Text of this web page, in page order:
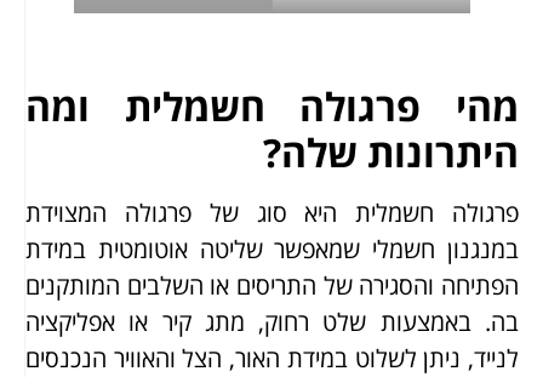
מהי פרגולה חשמלית ומה
היתרונות שלה?
פרגולה חשמלית היא סוג של פרגולה המצוידת
במנגנון חשמלי שמאפשר שליטה אוטומטית במידת
הפתיחה והסגירה של התריסים או השלבים המותקנים
בה. באמצעות שלט רחוק, מתג קיר או אפליקציה
לנייד, ניתן לשלוט במידת האור, הצל והאוויר הנכנסים